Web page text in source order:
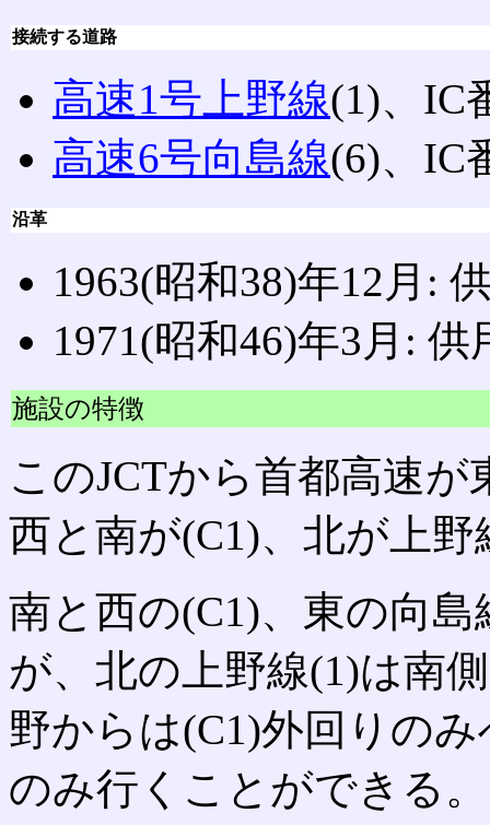
接続する道路
高速1号上野線(1)、IC
高速6号向島線(6)、IC
沿革
1963(昭和38)年12月:
1971(昭和46)年3月:
施設の特徴
このJCTから首都高速
西と南が(C1)、北が上
南と西の(C1)、東の向
が、北の上野線(1)は南
野からは(C1)外回りの
のみ行くことができる。